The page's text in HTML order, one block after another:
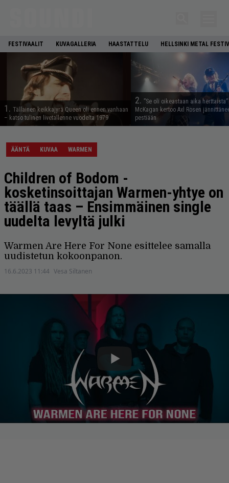
FESTIVAALIT KUVAGALLERIA HAASTATTELU HELLSINKI METAL
1. Tällainen keikkajyrä Queen oli ennen vanhaan
– katso tulinen livetallenne vuodelta 1979
2. ”Se oli oikeastaan aika
McKagan kertoo Axl Rosen
pestiään
ÄÄNTÄ KUVAA WARMEN
Children of Bodom -
kosketinsoittajan Warmen-yhtye on
täällä taas – Ensimmäinen single
uudelta levyltä julki
Warmen Are Here For None esittelee samalla
uudistetun kokoonpanon.
16.6.2023 11:44 Vesa Siltanen